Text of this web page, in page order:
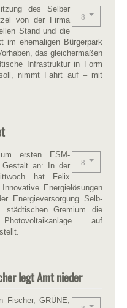
des Selber
von der Firma
Stand und die
im ehemaligen Bürgerpark
das gleichermaßen
Infrastruktur in Form
nimmt Fahrt auf – mit
ersten ESM-
Gestalt an: In der
hat Felix
Energielösungen
Energieversorgung Selb-
städtischen Gremium die
auf
legt Amt nieder
Fischer, GRÜNE,